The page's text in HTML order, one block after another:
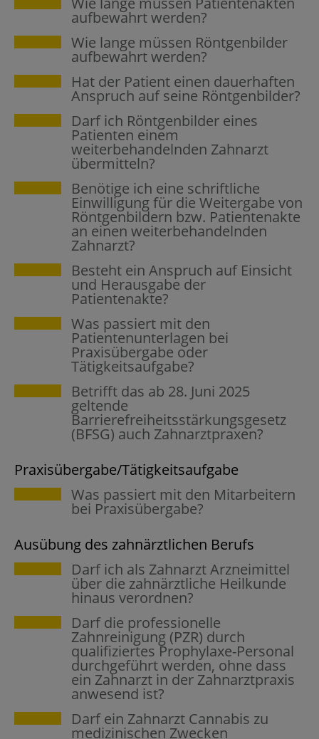
aufbewahrt werden?
Wie lange müssen Röntgenbilder
aufbewahrt werden?
Hat der Patient einen dauerhaften
Anspruch auf seine Röntgenbilder?
Darf ich Röntgenbilder eines
Patienten einem
weiterbehandelnden Zahnarzt
übermitteln?
Benötige ich eine schriftliche
Einwilligung für die Weitergabe von
Röntgenbildern bzw. Patientenakte
an einen weiterbehandelnden
Zahnarzt?
Besteht ein Anspruch auf Einsicht
und Herausgabe der
Patientenakte?
Was passiert mit den
Patientenunterlagen bei
Praxisübergabe oder
Tätigkeitsaufgabe?
Betrifft das ab 28. Juni 2025
geltende
Barrierefreiheitsstärkungsgesetz
(BFSG) auch Zahnarztpraxen?
Praxisübergabe/Tätigkeitsaufgabe
Was passiert mit den Mitarbeitern
bei Praxisübergabe?
Ausübung des zahnärztlichen Berufs
Darf ich als Zahnarzt Arzneimittel
über die zahnärztliche Heilkunde
hinaus verordnen?
Darf die professionelle
Zahnreinigung (PZR) durch
qualifiziertes Prophylaxe-Personal
durchgeführt werden, ohne dass
ein Zahnarzt in der Zahnarztpraxis
anwesend ist?
Darf ein Zahnarzt Cannabis zu
medizinischen Zwecken